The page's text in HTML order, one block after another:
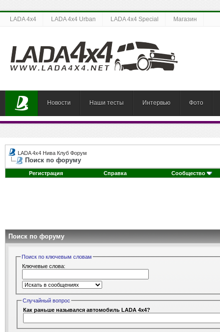
LADA 4x4 LADA 4x4 Urban LADA 4x4 Special Магазин
Новости Наши тесты Интервью Фото
LADA 4x4 Нива Клуб Форум
Поиск по форуму
Регистрация Справка Сообщество
Поиск по форуму
Поиск по ключевым словам
Ключевые слова:
Случайный вопрос
Как раньше назывался автомобиль LADA 4x4?